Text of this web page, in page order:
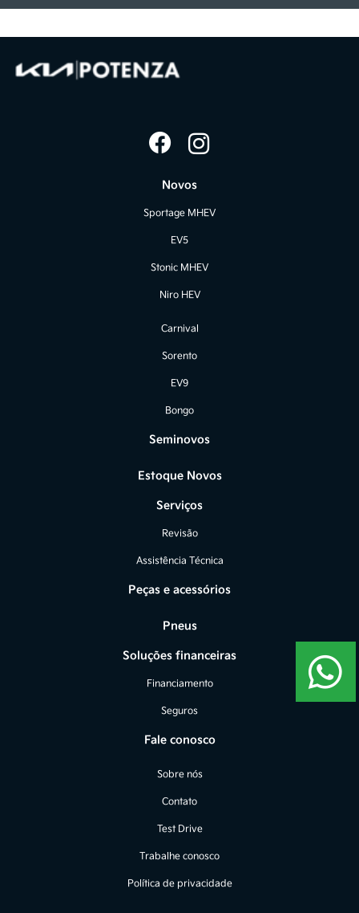
Novos
Sportage MHEV
EV5
Stonic MHEV
Niro HEV
Carnival
Sorento
EV9
Bongo
Seminovos
Estoque Novos
Serviços
Revisão
Assistência Técnica
Peças e acessórios
Pneus
Soluções financeiras
Financiamento
Seguros
Fale conosco
Sobre nós
Contato
Test Drive
Trabalhe conosco
Política de privacidade